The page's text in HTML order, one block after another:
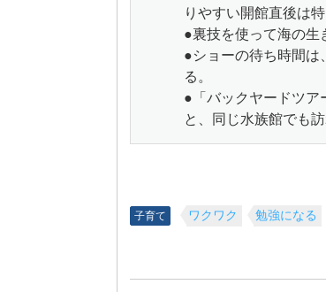
りやすい開館直後は
●裏技を使って海の生
●ショーの待ち時間は
る。
●「バックヤードツア
と、同じ水族館でも
子育て ワクワク 勉強になる